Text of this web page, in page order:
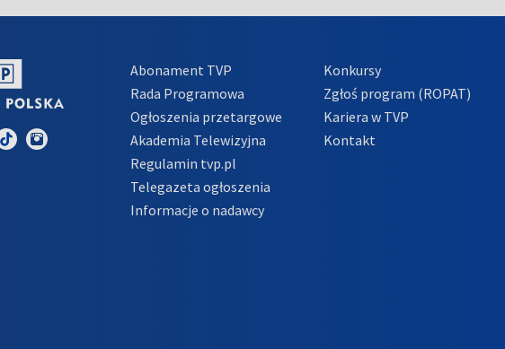
Abonament TVP
Rada Programowa
Ogłoszenia przetargowe
Akademia Telewizyjna
Regulamin tvp.pl
Telegazeta ogłoszenia
Informacje o nadawcy
Konkursy
Zgłoś program (ROPAT)
Kariera w TVP
Kontakt